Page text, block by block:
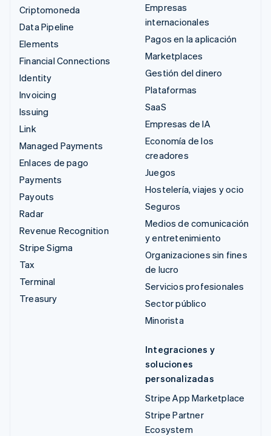
Criptomoneda
Data Pipeline
Elements
Financial Connections
Identity
Invoicing
Issuing
Link
Managed Payments
Enlaces de pago
Payments
Payouts
Radar
Revenue Recognition
Stripe Sigma
Tax
Terminal
Treasury
Empresas
internacionales
Pagos en la aplicación
Marketplaces
Gestión del dinero
Plataformas
SaaS
Empresas de IA
Economía de los
creadores
Juegos
Hostelería, viajes y ocio
Seguros
Medios de comunicación
y entretenimiento
Organizaciones sin fines
de lucro
Servicios profesionales
Sector público
Minorista
Integraciones y
soluciones
personalizadas
Stripe App Marketplace
Stripe Partner
Ecosystem